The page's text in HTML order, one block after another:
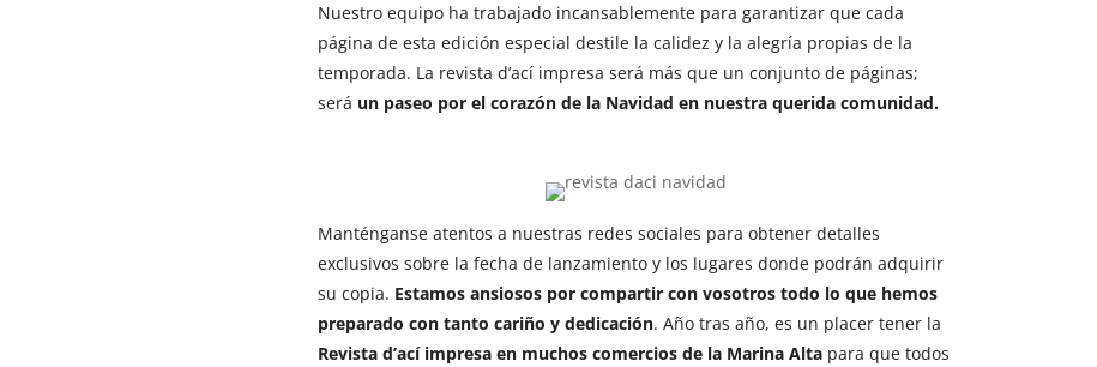
Nuestro equipo ha trabajado incansablemente para garantizar que cada
página de esta edición especial destile la calidez y la alegría propias de la
temporada. La revista d’ací impresa será más que un conjunto de páginas;
será un paseo por el corazón de la Navidad en nuestra querida comunidad.
Manténganse atentos a nuestras redes sociales para obtener detalles
exclusivos sobre la fecha de lanzamiento y los lugares donde podrán adquirir
su copia. Estamos ansiosos por compartir con vosotros todo lo que hemos
preparado con tanto cariño y dedicación. Año tras año, es un placer tener la
Revista d’ací impresa en muchos comercios de la Marina Alta para que todos